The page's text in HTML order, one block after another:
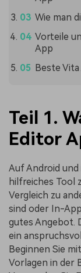
Wie man
Vorteile
App
Beste
Teil 1.
Editor
Auf Android und
hilfreiches Tool
Vergleich zu
sind oder In-
gutes Angebot.
ein
Beginnen Sie
Vorlagen in der